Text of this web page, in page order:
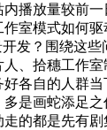
内播放量较前
室模式如何
发？围绕这
、拾穗工作室
各自的人群
是画蛇添足
的都是先有剧